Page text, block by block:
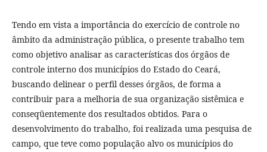
Tendo em vista a importância do exercício de controle no
âmbito da administração pública, o presente trabalho tem
como objetivo analisar as características dos órgãos de
controle interno dos municípios do Estado do Ceará,
buscando delinear o perfil desses órgãos, de forma a
contribuir para a melhoria de sua organização sistêmica e
conseqüentemente dos resultados obtidos. Para o
desenvolvimento do trabalho, foi realizada uma pesquisa de
campo, que teve como população alvo os municípios do